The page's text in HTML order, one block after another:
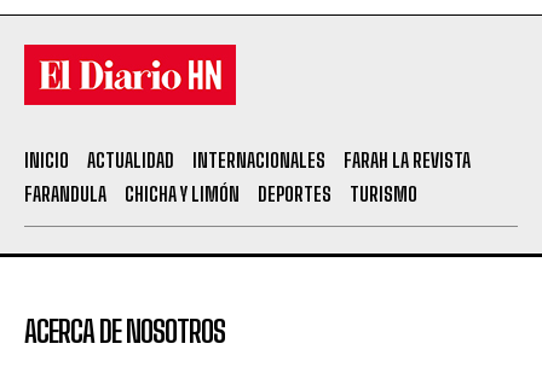
INICIO ACTUALIDAD INTERNACIONALES
FARAH LA REVISTA
FARANDULA
CHICHA Y LIMÓN DEPORTES TURISMO
ACERCA DE NOSOTROS